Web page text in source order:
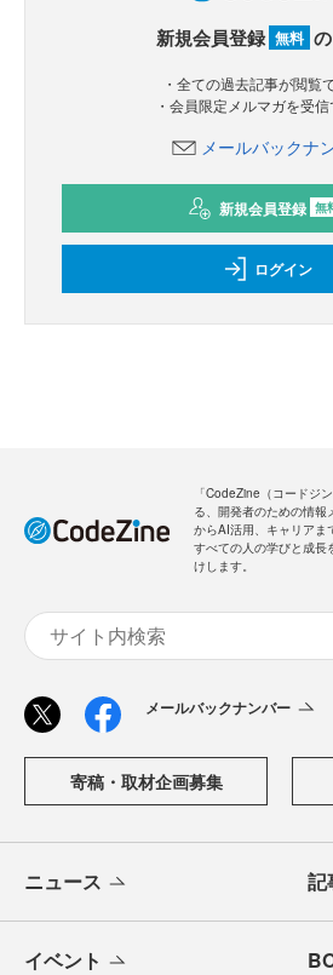
新規会員登録 無料
・全ての過去記事が閲覧
・会員限定メルマガを受
メールバックナ
新規会員登録 無
ログイン
「CodeZine（コードジ
る、開発者のための情報
からAI活用、キャリアま
すべての人の学びと成長
けします。
メールバックナンバー
寄稿・取材企画募集
ニュース 記
イベント